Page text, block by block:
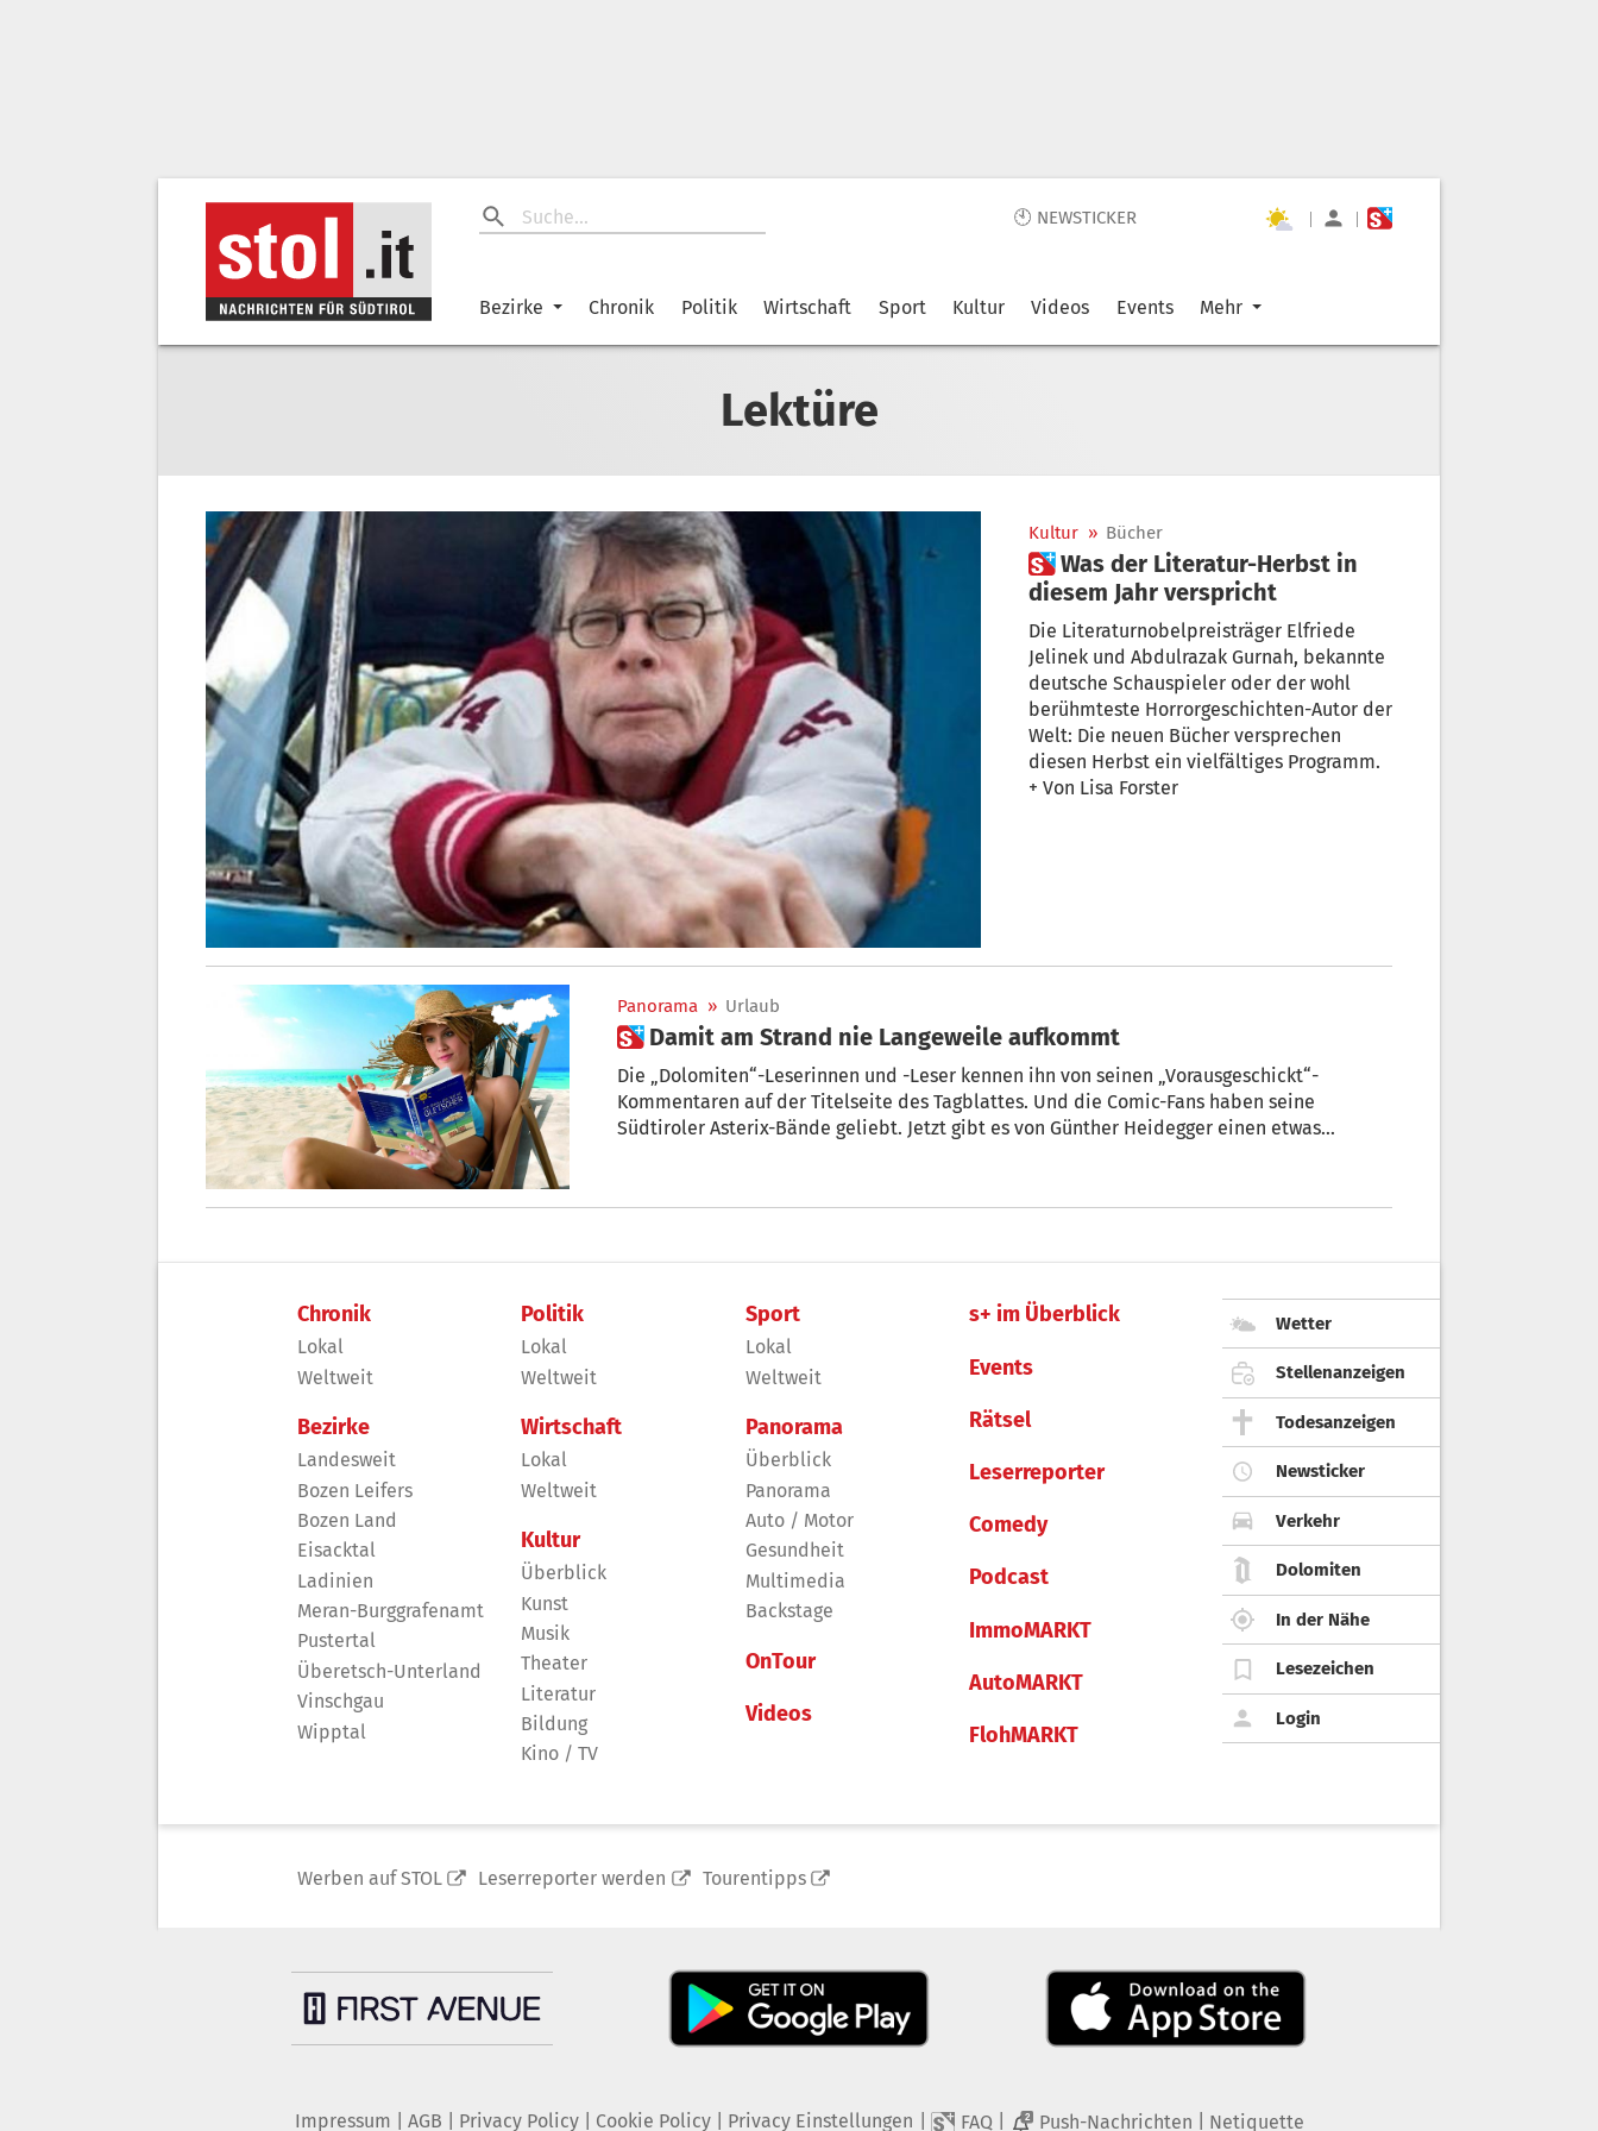
🕙 NEWSTICKER | |
Bezirke Chronik Politik Wirtschaft Sport Kultur Videos Events Mehr
Lektüre
Kultur » Bücher
 Was der Literatur-Herbst in
diesem Jahr verspricht
Die Literaturnobelpreisträger Elfriede
Jelinek und Abdulrazak Gurnah, bekannte
deutsche Schauspieler oder der wohl
berühmteste Horrorgeschichten-Autor der
Welt: Die neuen Bücher versprechen
diesen Herbst ein vielfältiges Programm.
+ Von Lisa Forster
Panorama » Urlaub
 Damit am Strand nie Langeweile aufkommt
Die „Dolomiten“-Leserinnen und -Leser kennen ihn von seinen „Vorausgeschickt“-
Kommentaren auf der Titelseite des Tagblattes. Und die Comic-Fans haben seine
Südtiroler Asterix-Bände geliebt. Jetzt gibt es von Günther Heidegger einen etwas
Chronik
Lokal
Weltweit
Bezirke
Landesweit
Bozen Leifers
Bozen Land
Eisacktal
Ladinien
Meran-Burggrafenamt
Pustertal
Überetsch-Unterland
Vinschgau
Wipptal
Politik
Lokal
Weltweit
Wirtschaft
Lokal
Weltweit
Kultur
Überblick
Kunst
Musik
Theater
Literatur
Bildung
Kino / TV
Sport
Lokal
Weltweit
Panorama
Überblick
Panorama
Auto / Motor
Gesundheit
Multimedia
Backstage
OnTour
Videos
s+ im Überblick
Events
Rätsel
Leserreporter
Comedy
Podcast
ImmoMARKT
AutoMARKT
FlohMARKT
Wetter
Stellenanzeigen
Todesanzeigen
Newsticker
Verkehr
Dolomiten
In der Nähe
Lesezeichen
Login
Werben auf STOL Leserreporter werden Tourentipps
Impressum AGB Privacy Policy| Cookie Policy| Privacy Einstellungen FAQ 2 Push-Nachrichten Netiquette